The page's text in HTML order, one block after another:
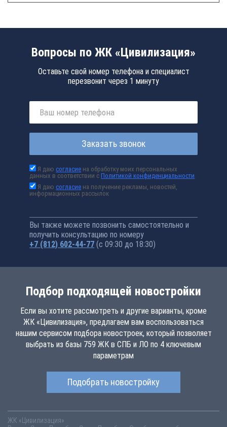
Вопросы по ЖК «Цивилизация»
Оставьте свой номер телефона и специалист
перезвонит через 1 минуту
Заказать звонок
Я даюсогласие на обработку моих персональных
данных в соответствии сПолитикой конфиденциальности
Я даюсогласие на получение рекламы, новостей,
информационных рассылок
Вы также можете позвонить самостоятельно и
получить консультацию по номеру
+7 (812) 602-44-77 (с 09:30 до 18:30)
Подбор подходящей новостройки
Если вы хотите рассмотреть и другие варианты, кроме
ЖК «Цивилизация», предлагаем вам воспользоваться
нашим сервисом подбора новостроек, который позволяет
выбрать из базы 759 ЖК в СПБ и ЛО по 4 ключевым
параметрам
Подобрать новостройку
ЖК «Цивилизация»